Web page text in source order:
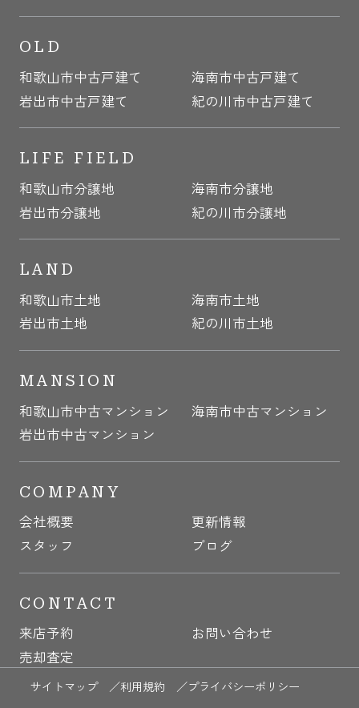
OLD
和歌山市中古戸建て
海南市中古戸建て
岩出市中古戸建て
紀の川市中古戸建て
LIFE FIELD
和歌山市分譲地
海南市分譲地
岩出市分譲地
紀の川市分譲地
LAND
和歌山市土地
海南市土地
岩出市土地
紀の川市土地
MANSION
和歌山市中古マンション
海南市中古マンション
岩出市中古マンション
COMPANY
会社概要
更新情報
スタッフ
ブログ
CONTACT
来店予約
お問い合わせ
売却査定
サイトマップ ／利用規約 ／プライバシーポリシー